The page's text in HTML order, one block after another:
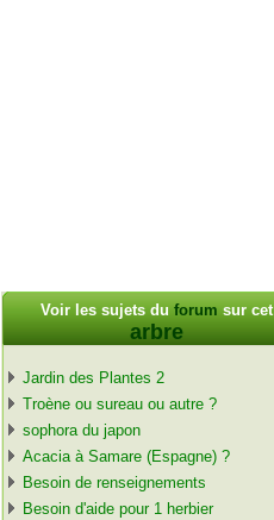
Voir les sujets du forum sur cet
arbre
Jardin des Plantes 2
Troène ou sureau ou autre ?
sophora du japon
Acacia à Samare (Espagne) ?
Besoin de renseignements
Besoin d'aide pour 1 herbier